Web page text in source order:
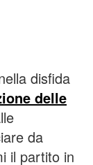
disfida
delle
da
il partito in